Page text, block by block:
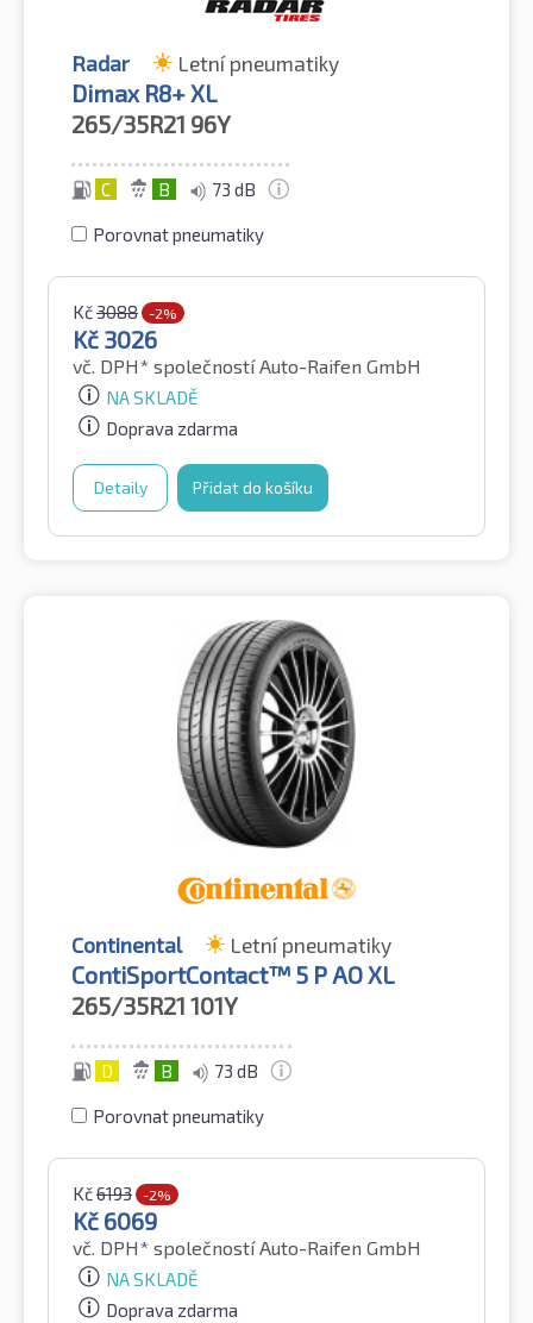
Radar Letní pneumatiky
Dimax R8+ XL
265/35R21 96Y
C B 73 dB
Porovnat pneumatiky
Kč3088 -2%
Kč 3026
vč. DPH* společností Auto-Raifen GmbH
NA SKLADĚ
Doprava zdarma
Detaily Přidat do košíku
Continental Letní pneumatiky
ContiSportContact™ 5 P AO XL
265/35R21 101Y
D B 73 dB
Porovnat pneumatiky
Kč6193 -2%
Kč 6069
vč. DPH* společností Auto-Raifen GmbH
NA SKLADĚ
Doprava zdarma